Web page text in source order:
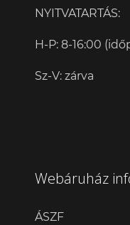
NYITVATARTÁS:
H-P: 8-16:00
Sz-V: zárva
Webáruház
ÁSZF